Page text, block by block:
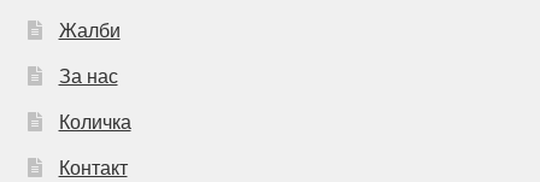
Жалби
За нас
Количка
Контакт